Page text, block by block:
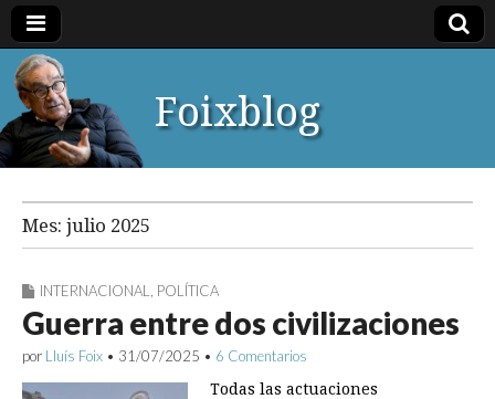
Foixblog
Mes: julio 2025
INTERNACIONAL POLÍTICA
Guerra entre dos civilizaciones
por Lluís Foix • 31/07/2025 • 6 Comentarios
Todas las actuaciones